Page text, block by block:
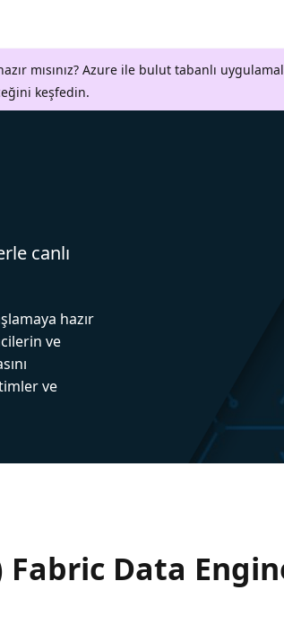
mısınız? Azure ile bulut tabanlı
keşfedin.
canlı
hazır
ve
ve
Fabric Data